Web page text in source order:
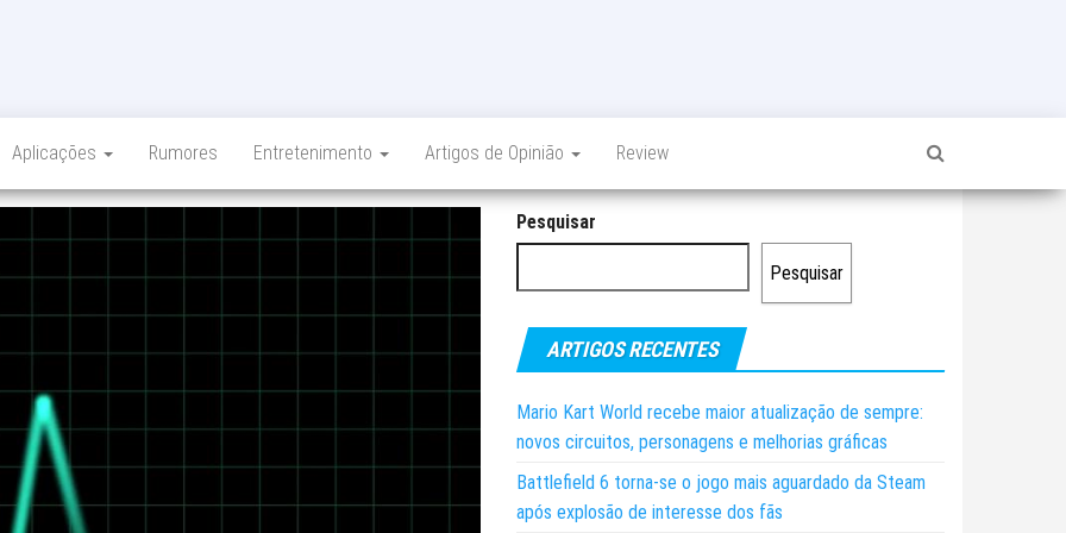
Aplicações Rumores Entretenimento Artigos de Opinião Review
Pesquisar
Pesquisar
ARTIGOS RECENTES
Mario Kart World recebe maior atualização de sempre:
novos circuitos, personagens e melhorias gráficas
Battlefield 6 torna-se o jogo mais aguardado da Steam
após explosão de interesse dos fãs